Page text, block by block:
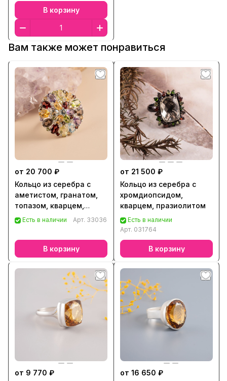
В корзину
Вам также может понравиться
от 20 700 ₽
Кольцо из серебра с
аметистом, гранатом,
топазом, кварцем,
хризолитом, цитрином
Есть в наличии Арт. 33036
В корзину
от 21 500 ₽
Кольцо из серебра с
хромдиопсидом,
кварцем, празиолитом
Есть в наличии
Арт. 031764
В корзину
от 9 770 ₽ от 16 650 ₽